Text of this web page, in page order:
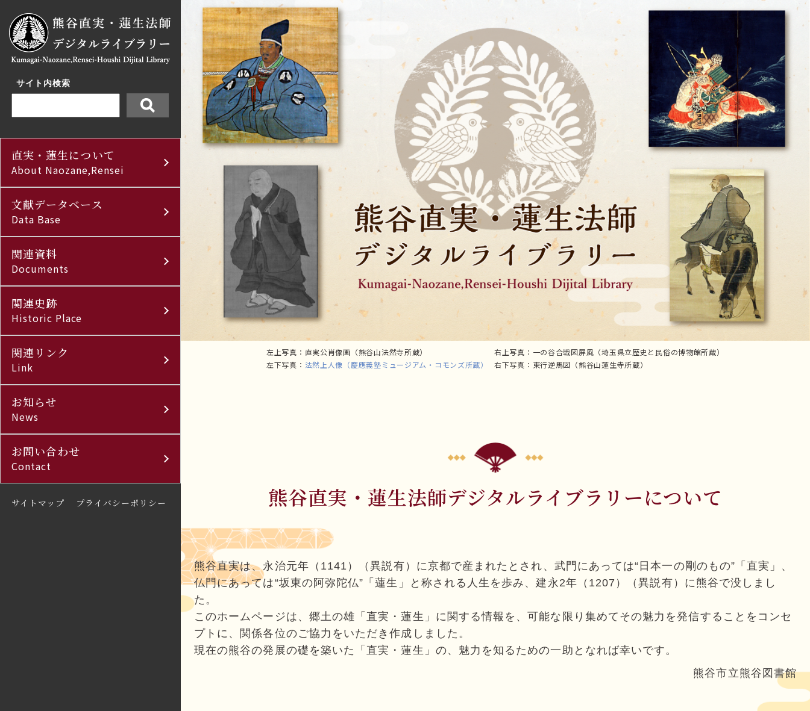
サイト内検索
直実・蓮生について
About Naozane,Rensei
文献データベース
Data Base
関連資料
Documents
関連史跡
Historic Place
関連リンク
Link
お知らせ
News
お問い合わせ
Contact
サイトマップ プライバシーポリシー
左上写真：直実公肖像画（熊谷山法然寺所蔵）
右上写真：一の谷合戦図屏風（埼玉県立歴史と民俗の博物館所蔵）
左下写真： 法然上人像 （慶應義塾ミュージアム・コモンズ所蔵） 右下写真：東行逆馬図（熊谷山蓮生寺所蔵）
熊谷直実・蓮生法師デジタルライブラリーについて
熊谷直実は、永治元年（1141）（異説有）に京都で産まれたとされ、武門にあっては“日本一の剛のもの”「直実」、
仏門にあっては“坂東の阿弥陀仏”「蓮生」と称される人生を歩み、建永2年（1207）（異説有）に熊谷で没しまし
た。
このホームページは、郷土の雄「直実・蓮生」に関する情報を、可能な限り集めてその魅力を発信することをコンセ
プトに、関係各位のご協力をいただき作成しました。
現在の熊谷の発展の礎を築いた「直実・蓮生」の、魅力を知るための一助となれば幸いです。
熊谷市立熊谷図書館